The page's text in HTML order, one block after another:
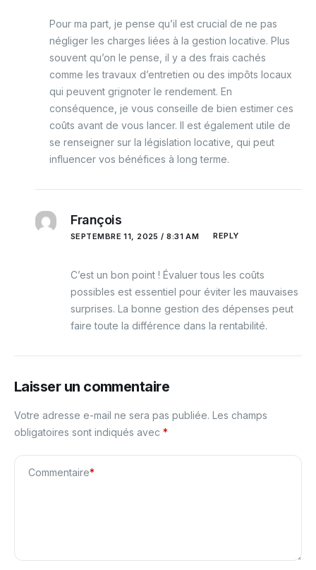
Pour ma part, je pense qu’il est crucial de ne pas
négliger les charges liées à la gestion locative. Plus
souvent qu’on le pense, il y a des frais cachés
comme les travaux d’entretien ou des impôts locaux
qui peuvent grignoter le rendement. En
conséquence, je vous conseille de bien estimer ces
coûts avant de vous lancer. Il est également utile de
se renseigner sur la législation locative, qui peut
influencer vos bénéfices à long terme.
François
SEPTEMBRE 11, 2025 / 8:31 AM REPLY
C’est un bon point ! Évaluer tous les coûts
possibles est essentiel pour éviter les mauvaises
surprises. La bonne gestion des dépenses peut
faire toute la différence dans la rentabilité.
Laisser un commentaire
Votre adresse e-mail ne sera pas publiée. Les champs
obligatoires sont indiqués avec *
Commentaire*